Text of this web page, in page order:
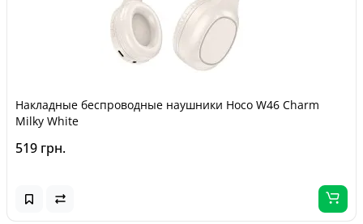
Накладные беспроводные наушники Hoco W46 Charm
Milky White
519 грн.